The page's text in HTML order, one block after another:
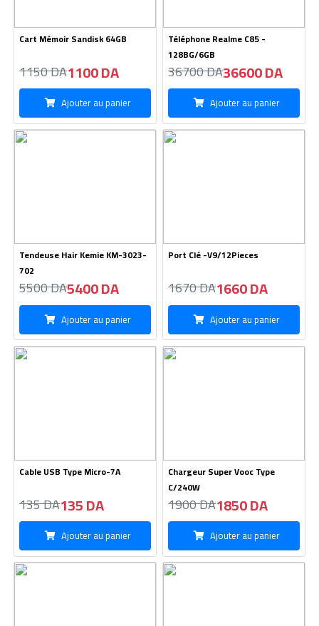
Cart Mémoir Sandisk 64GB
1150 DA1100 DA
Ajouter au panier
Téléphone Realme C85 -
128BG/6GB
36700 DA36600 DA
Ajouter au panier
Tendeuse Hair Kemie KM-3023-
702
5500 DA5400 DA
Ajouter au panier
Port Clé -V9/12Pieces
1670 DA1660 DA
Ajouter au panier
Cable USB Type Micro-7A
135 DA135 DA
Ajouter au panier
Chargeur Super Vooc Type
C/240W
1900 DA1850 DA
Ajouter au panier